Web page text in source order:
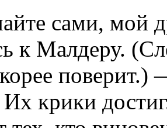
сами, мой
к Малдеру.
крики